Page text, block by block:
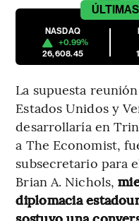
ÚLTIMAS
NASDAQ
+0.99%
26,608.45
La supuesta
Estados Unidos y
desarrollaría en
a The Economist,
subsecretario para
Brian A. Nichols,
diplomacia